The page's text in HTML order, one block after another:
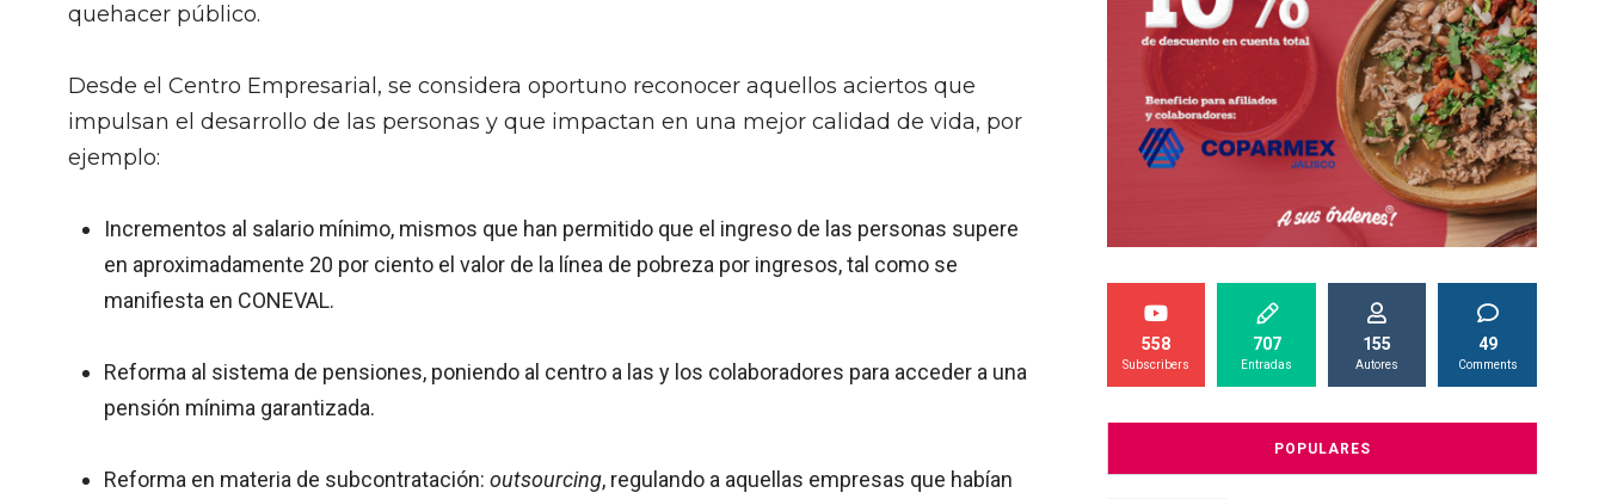
quehacer público.
Desde el Centro Empresarial, se considera oportuno reconocer aquellos aciertos que
impulsan el desarrollo de las personas y que impactan en una mejor calidad de vida, por
ejemplo:
Incrementos al salario mínimo, mismos que han permitido que el ingreso de las personas supere
en aproximadamente 20 por ciento el valor de la línea de pobreza por ingresos, tal como se
manifiesta en CONEVAL.
Reforma al sistema de pensiones, poniendo al centro a las y los colaboradores para acceder a una
pensión mínima garantizada.
Reforma en materia de subcontratación: outsourcing, regulando a aquellas empresas que habían
558
Subscribers
707
Entradas
155
Autores
49
Comments
POPULARES